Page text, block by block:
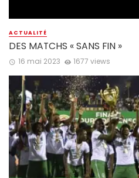
ACTUALITÉ
DES MATCHS « SANS FIN »
16 mai 2023 1677 views